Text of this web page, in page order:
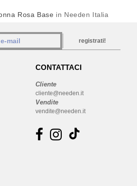
Rosa Base in Needen Italia
registrati!
CONTATTACI
Cliente
cliente@needen.it
Vendite
vendite@needen.it